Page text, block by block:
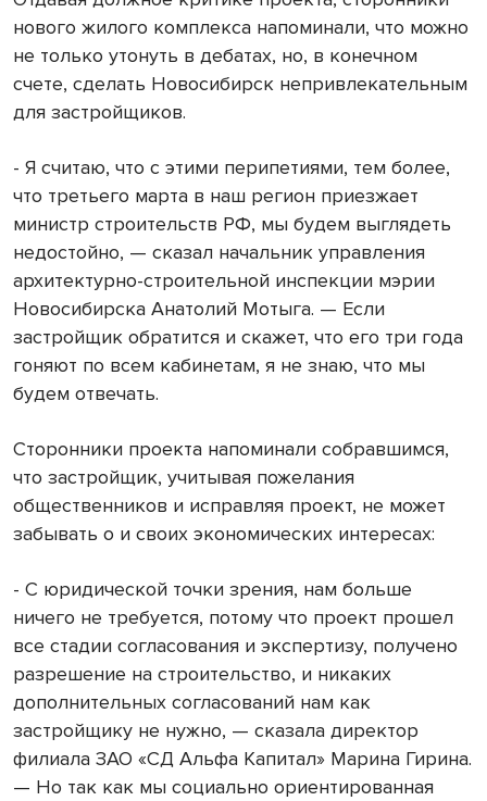
нового жилого комплекса напоминали, что можно
не только утонуть в дебатах, но, в конечном
счете, сделать Новосибирск непривлекательным
для застройщиков.
- Я считаю, что с этими перипетиями, тем более,
что третьего марта в наш регион приезжает
министр строительств РФ, мы будем выглядеть
недостойно, — сказал начальник управления
архитектурно-строительной инспекции мэрии
Новосибирска Анатолий Мотыга. — Если
застройщик обратится и скажет, что его три года
гоняют по всем кабинетам, я не знаю, что мы
будем отвечать.
Сторонники проекта напоминали собравшимся,
что застройщик, учитывая пожелания
общественников и исправляя проект, не может
забывать о и своих экономических интересах:
- С юридической точки зрения, нам больше
ничего не требуется, потому что проект прошел
все стадии согласования и экспертизу, получено
разрешение на строительство, и никаких
дополнительных согласований нам как
застройщику не нужно, — сказала директор
филиала ЗАО «СД Альфа Капитал» Марина Гирина.
— Но так как мы социально ориентированная